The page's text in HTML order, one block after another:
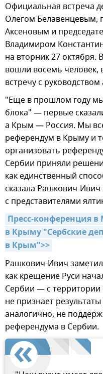
Официальная встреча
Олегом Белавенцевым,
Аксеновым и
Владимиром
на вторник 27 октября.
вошли восемь человек,
встречу с
"Еще в прошлом году
блока" — первые
а Крым — Россия. Мы
референдум в Крыму и
организовать
Сербии приняли
как единственный
сказала Рашкович-Ивич
с представителями
Пресс-конференция в
в Крыму "Сербские
в Крым">>
Рашкович-Ивич
как крещение Руси
Сербии — с территории
не признает
аналогично, не
референдума в Сербии.